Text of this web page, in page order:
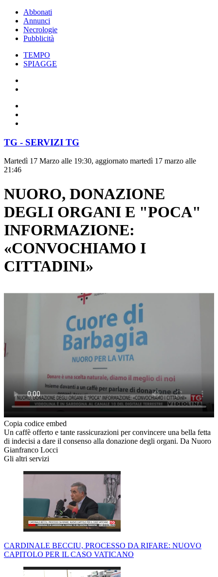
Abbonati
Annunci
Necrologie
Pubblicità
TEMPO
SPIAGGE
TG - SERVIZI TG
Martedì 17 Marzo alle 19:30, aggiornato martedì 17 marzo alle
21:46
NUORO, DONAZIONE
DEGLI ORGANI E "POCA"
INFORMAZIONE:
«CONVOCHIAMO I
CITTADINI»
Copia codice embed
Un caffè offerto e tante rassicurazioni per convincere una bella fetta
di indecisi a dare il consenso alla donazione degli organi. Da Nuoro
Gianfranco Locci
Gli altri servizi
CARDINALE BECCIU, PROCESSO DA RIFARE: NUOVO
CAPITOLO PER IL CASO VATICANO